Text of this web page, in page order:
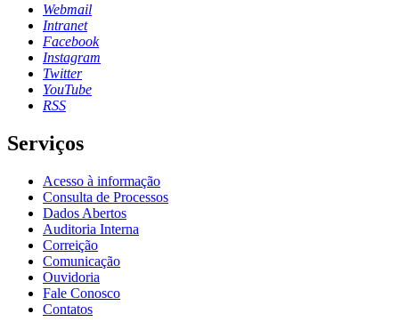
Webmail
Intranet
Facebook
Instagram
Twitter
YouTube
RSS
Serviços
Acesso à informação
Consulta de Processos
Dados Abertos
Auditoria Interna
Correição
Comunicação
Ouvidoria
Fale Conosco
Contatos